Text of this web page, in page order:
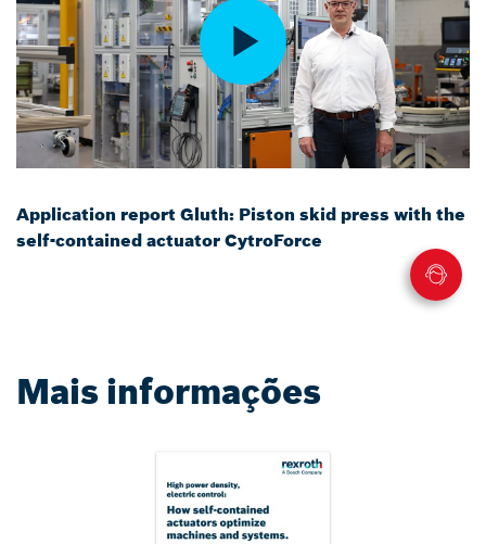
Application report Gluth: Piston skid press with the
self-contained actuator CytroForce
Mais informações